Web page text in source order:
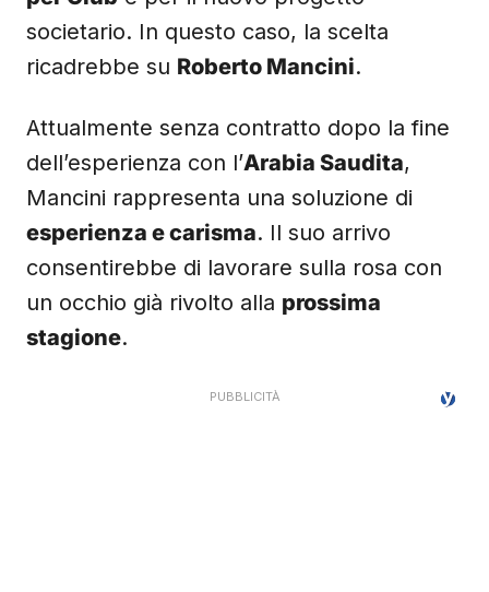
societario. In questo caso, la scelta
ricadrebbe su Roberto Mancini.
Attualmente senza contratto dopo la fine
dell’esperienza con l’Arabia Saudita,
Mancini rappresenta una soluzione di
esperienza e carisma. Il suo arrivo
consentirebbe di lavorare sulla rosa con
un occhio già rivolto alla prossima
stagione.